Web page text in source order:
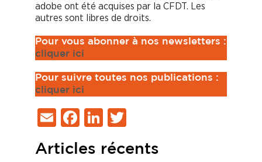
adobe ont été acquises par la CFDT. Les
autres sont libres de droits.
Pour vous abonner à nos newsletters :
cliquer ici
Pour suivre toutes nos publications :
cliquer ici
EmailFacebook
LinkedIn
Articles récents